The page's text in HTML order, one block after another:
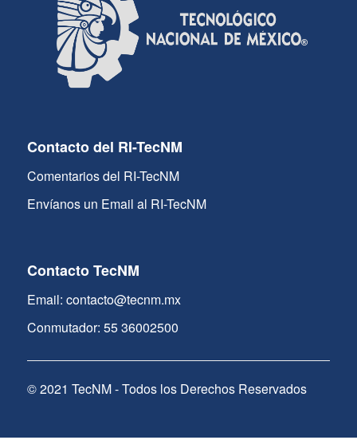
Contacto del RI-TecNM
Comentarios del RI-TecNM
Envíanos un Email al RI-TecNM
Contacto TecNM
Email: contacto@tecnm.mx
Conmutador: 55 36002500
© 2021 TecNM - Todos los Derechos Reservados